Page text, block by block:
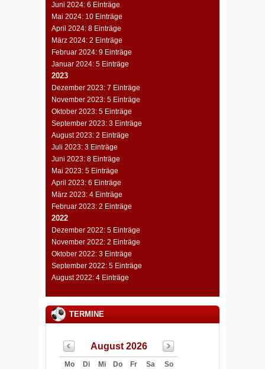
Juni 2024: 6 Einträge
Mai 2024: 10 Einträge
April 2024: 8 Einträge
März 2024: 2 Einträge
Februar 2024: 9 Einträge
Januar 2024: 5 Einträge
2023
Dezember 2023: 7 Einträge
November 2023: 5 Einträge
Oktober 2023: 5 Einträge
September 2023: 3 Einträge
August 2023: 2 Einträge
Juli 2023: 3 Einträge
Juni 2023: 8 Einträge
Mai 2023: 5 Einträge
April 2023: 6 Einträge
März 2023: 4 Einträge
Februar 2023: 2 Einträge
2022
Dezember 2022: 5 Einträge
November 2022: 2 Einträge
Oktober 2022: 3 Einträge
September 2022: 5 Einträge
August 2022: 4 Einträge
TERMINE
August 2026
Mo Di Mi Do Fr Sa
So